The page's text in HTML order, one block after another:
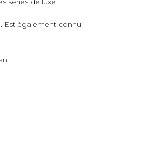
Est également connu